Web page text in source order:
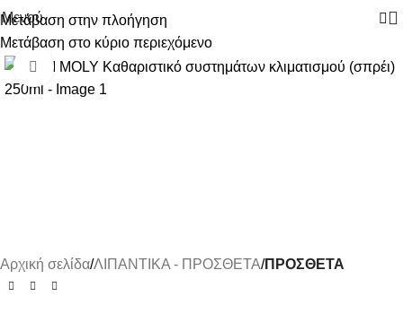
Μετάβαση στην πλοήγηση
Μετάβαση στο κύριο περιεχόμενο
Μενού
-12%
Κάντε κλικ για μεγέθυνση
Αρχική σελίδα ΛΙΠΑΝΤΙΚΑ - ΠΡΟΣΘΕΤΑ ΠΡΟΣΘΕΤΑ